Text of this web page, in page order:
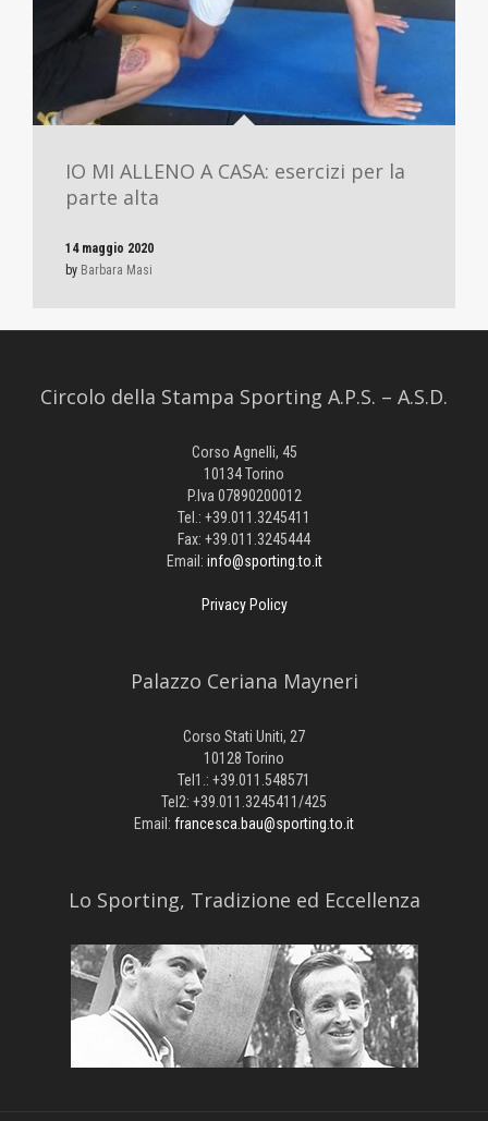
IO MI ALLENO A CASA: esercizi per la
parte alta
14 maggio 2020
by Barbara Masi
Circolo della Stampa Sporting A.P.S. – A.S.D.
Corso Agnelli, 45
10134 Torino
P.Iva 07890200012
Tel.: +39.011.3245411
Fax: +39.011.3245444
Email: info@sporting.to.it
Privacy Policy
Palazzo Ceriana Mayneri
Corso Stati Uniti, 27
10128 Torino
Tel1.: +39.011.548571
Tel2: +39.011.3245411/425
Email: francesca.bau@sporting.to.it
​Lo Sporting, Tradizione ed Eccellenza